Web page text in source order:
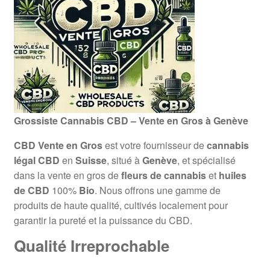
Grossiste Cannabis CBD – Vente en Gros à Genève
CBD Vente en Grosest votre fournisseur decannabis
légal CBD en Suisse, situé àGenève, et spécialisé
dans la vente en gros defleurs de cannabiset huiles
de CBD 100% Bio. Nous offrons une gamme de
produits de haute qualité, cultivés localement pour
garantir la pureté et la puissance du CBD.
Qualité Irreprochable